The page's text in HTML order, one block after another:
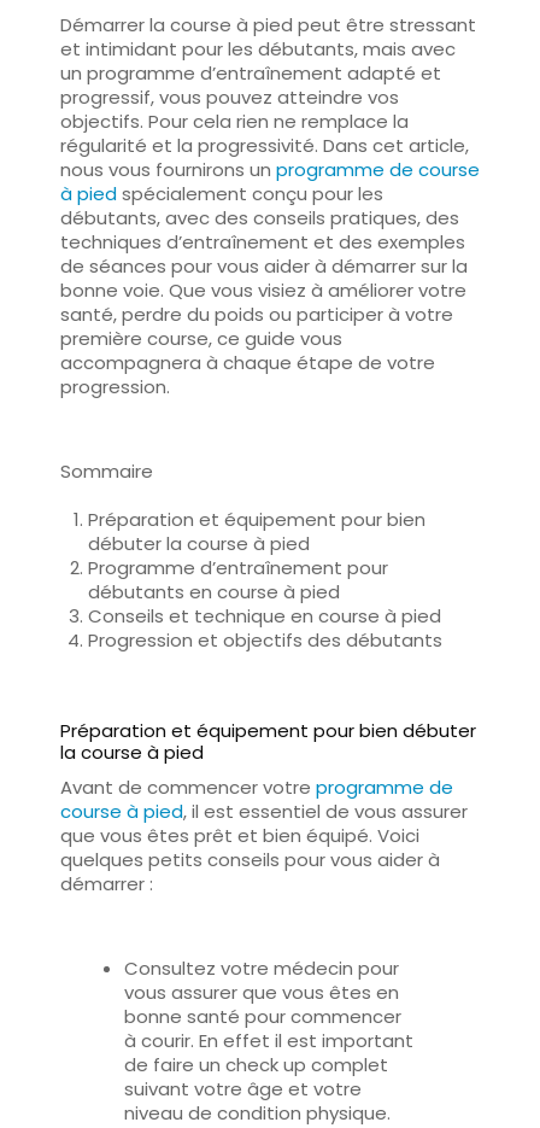
Démarrer la course à pied peut être stressant
et intimidant pour les débutants, mais avec
un programme d’entraînement adapté et
progressif, vous pouvez atteindre vos
objectifs. Pour cela rien ne remplace la
régularité et la progressivité. Dans cet article,
nous vous fournirons un programme de course
à piedspécialement conçu pour les
débutants, avec des conseils pratiques, des
techniques d’entraînement et des exemples
de séances pour vous aider à démarrer sur la
bonne voie. Que vous visiez à améliorer votre
santé, perdre du poids ou participer à votre
première course, ce guide vous
accompagnera à chaque étape de votre
progression.
Sommaire
Préparation et équipement pour bien
débuter la course à pied
Programme d’entraînement pour
débutants en course à pied
Conseils et technique en course à pied
Progression et objectifs des débutants
Préparation et équipement pour bien débuter
la course à pied
Avant de commencervotre programme de
course à pied, il est essentiel de vous assurer
que vous êtes prêt et bien équipé. Voici
quelques petits conseils pour vous aider à
démarrer :
Consultez votre médecin pour
vous assurer que vous êtes en
bonne santé pour commencer
à courir. En effet il est important
de faire un check up complet
suivant votre âge et votre
niveau de condition physique.